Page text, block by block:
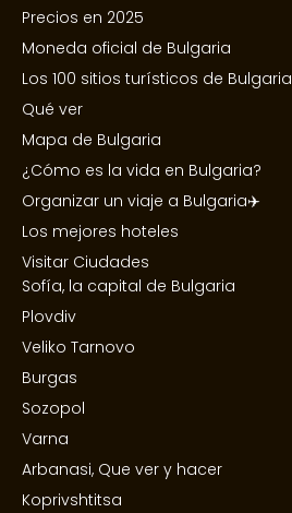
Precios en 2025
Moneda oficial de Bulgaria
Los 100 sitios turísticos de Bulgaria
Qué ver
Mapa de Bulgaria
¿Cómo es la vida en Bulgaria?
Organizar un viaje a Bulgaria✈️
Los mejores hoteles
Visitar Ciudades
Sofía, la capital de Bulgaria
Plovdiv
Veliko Tarnovo
Burgas
Sozopol
Varna
Arbanasi, Que ver y hacer
Koprivshtitsa